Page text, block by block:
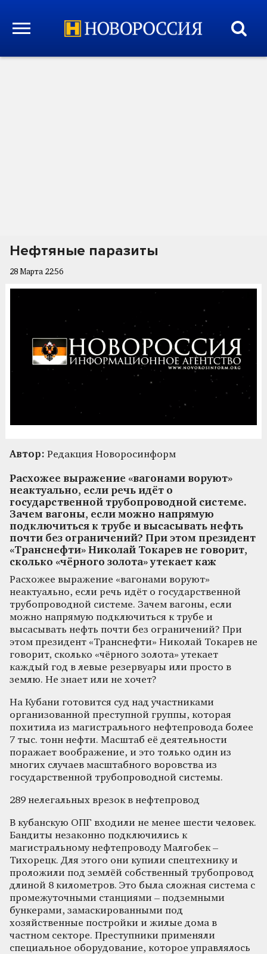
Нефтяные паразиты
28 Марта 22:56
Автор: Редакция Новоросинформ
Расхожее выражение «вагонами воруют»
неактуально, если речь идёт о
государственной трубопроводной системе.
Зачем вагоны, если можно напрямую
подключиться к трубе и высасывать нефть
почти без ограничений? При этом президент
«Транснефти» Николай Токарев не говорит,
сколько «чёрного золота» утекает каж
Расхожее выражение «вагонами воруют»
неактуально, если речь идёт о государственной
трубопроводной системе. Зачем вагоны, если
можно напрямую подключиться к трубе и
высасывать нефть почти без ограничений? При
этом президент «Транснефти» Николай Токарев не
говорит, сколько «чёрного золота» утекает
каждый год в левые резервуары или просто в
землю. Не знает или не хочет?
На Кубани готовится суд над участниками
организованной преступной группы, которая
похитила из магистрального нефтепровода более
7 тыс. тонн нефти. Масштаб её деятельности
поражает воображение, и это только один из
многих случаев масштабного воровства из
государственной трубопроводной системы.
289 нелегальных врезок в нефтепровод
В кубанскую ОПГ входили не менее шести человек.
Бандиты незаконно подключились к
магистральному нефтепроводу Малгобек –
Тихорецк. Для этого они купили спецтехнику и
проложили под землёй собственный трубопровод
длиной 8 километров. Это была сложная система с
промежуточными станциями – подземными
бункерами, замаскированными под
хозяйственные постройки и жилые дома в
частном секторе. Преступники применяли
специальное оборудование, которое управлялось